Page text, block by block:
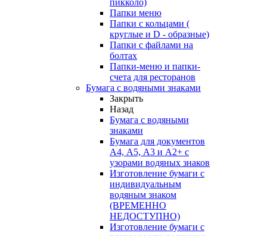
Папки меню
Папки с кольцами (
круглые и D - образные)
Папки с файлами на
болтах
Папки-меню и папки-
счета для ресторанов
Бумага с водяными знаками
Закрыть
Назад
Бумага с водяными
знаками
Бумага для документов
А4, А5, А3 и А2+ с
узорами водяных знаков
Изготовление бумаги с
индивидуальным
водяным знаком
(ВРЕМЕННО
НЕДОСТУПНО)
Изготовление бумаги с